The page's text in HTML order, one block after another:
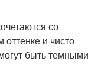
со
и чисто
быть темными